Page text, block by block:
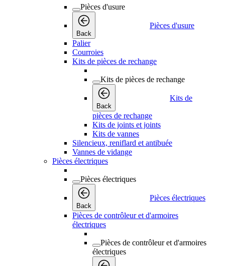
Pièces d'usure
Back
Pièces d'usure
Palier
Courroies
Kits de pièces de rechange
Kits de pièces de rechange
Back
Kits de
pièces de rechange
Kits de joints et joints
Kits de vannes
Silencieux, reniflard et antibuée
Vannes de vidange
Pièces électriques
Pièces électriques
Back
Pièces électriques
Pièces de contrôleur et d'armoires
électriques
Pièces de contrôleur et d'armoires
électriques